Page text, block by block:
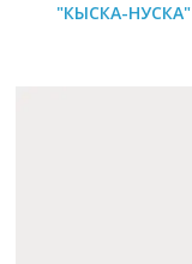
"КЫСКА-НУСКА"